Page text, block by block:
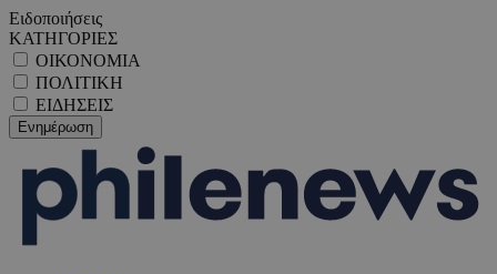
Ειδοποιήσεις
ΚΑΤΗΓΟΡΙΕΣ
ΟΙΚΟΝΟΜΙΑ
ΠΟΛΙΤΙΚΗ
ΕΙΔΗΣΕΙΣ